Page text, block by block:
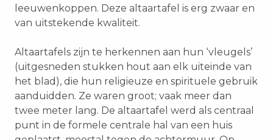
leeuwenkoppen. Deze altaartafel is erg zwaar en
van uitstekende kwaliteit.
Altaartafels zijn te herkennen aan hun ‘vleugels’
(uitgesneden stukken hout aan elk uiteinde van
het blad), die hun religieuze en spirituele gebruik
aanduidden. Ze waren groot; vaak meer dan
twee meter lang. De altaartafel werd als centraal
punt in de formele centrale hal van een huis